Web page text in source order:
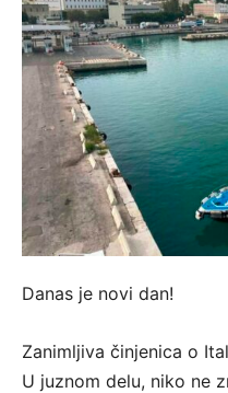
Danas je novi dan!
Zanimljiva činjenica o
U juznom delu, niko ne